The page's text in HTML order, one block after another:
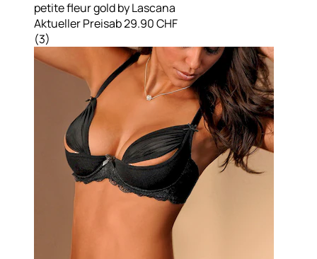
petite fleur gold by Lascana
Aktueller Preisab29.90 CHF
(3)